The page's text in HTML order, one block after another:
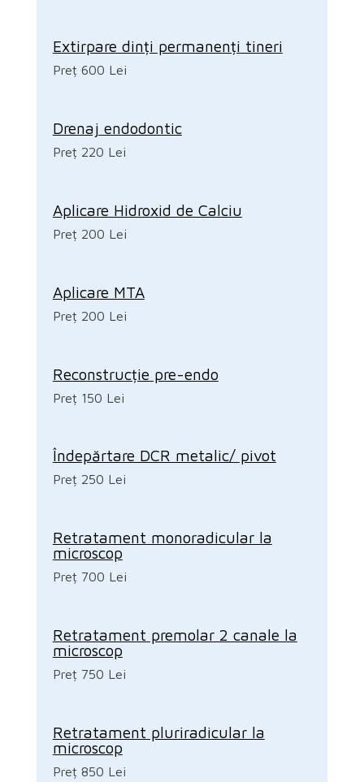
Extirpare dinți permanenți tineri
Preț 600 Lei
Drenaj endodontic
Preț 220 Lei
Aplicare Hidroxid de Calciu
Preț 200 Lei
Aplicare MTA
Preț 200 Lei
Reconstrucție pre-endo
Preț 150 Lei
Îndepărtare DCR metalic/ pivot
Preț 250 Lei
Retratament monoradicular la
microscop
Preț 700 Lei
Retratament premolar 2 canale la
microscop
Preț 750 Lei
Retratament pluriradicular la
microscop
Preț 850 Lei